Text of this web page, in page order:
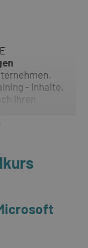
- Inhalte,
Ihren